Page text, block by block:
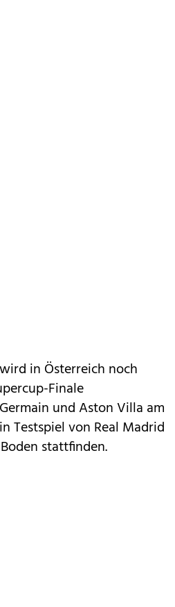
in Österreich noch
Finale
und Aston Villa am
Testspiel von Real Madrid
stattfinden.